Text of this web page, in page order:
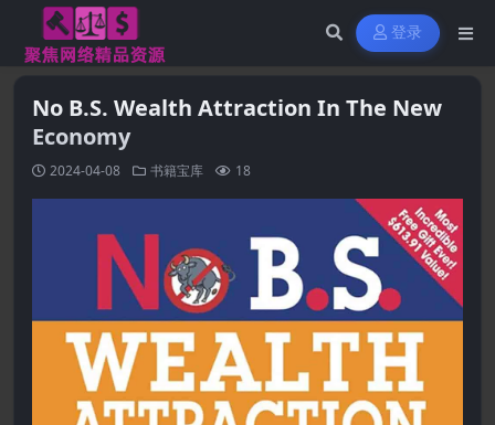
登录
No B.S. Wealth Attraction In The New
Economy
2024-04-08 书籍宝库 18